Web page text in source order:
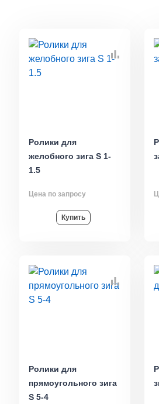
Ролики для
желобного зига S 1-
1.5
Цена по запросу
Купить
Ролики для
прямоугольного зига
S 5-4